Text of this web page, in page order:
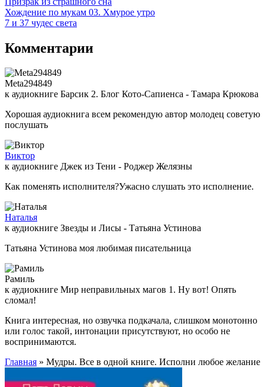
Хождение по мукам 03. Хмурое утро
7 и 37 чудес света
Комментарии
Meta294849
к аудиокниге Барсик 2. Блог Кото-Сапиенса - Тамара Крюкова
Хорошая аудиокнига всем рекомендую автор молодец советую
послушать
Виктор
к аудиокниге Джек из Тени - Роджер Желязны
Как поменять исполнителя?Ужасно слушать это исполнение.
Наталья
к аудиокниге Звезды и Лисы - Татьяна Устинова
Татьяна Устинова моя любимая писательница
Рамиль
к аудиокниге Мир неправильных магов 1. Ну вот! Опять
сломал!
Книга интересная, но озвучка подкачала, слишком монотонно
или голос такой, интонации присутствуют, но особо не
воспринимаются.
Главная » Мудры. Все в одной книге. Исполни любое желание